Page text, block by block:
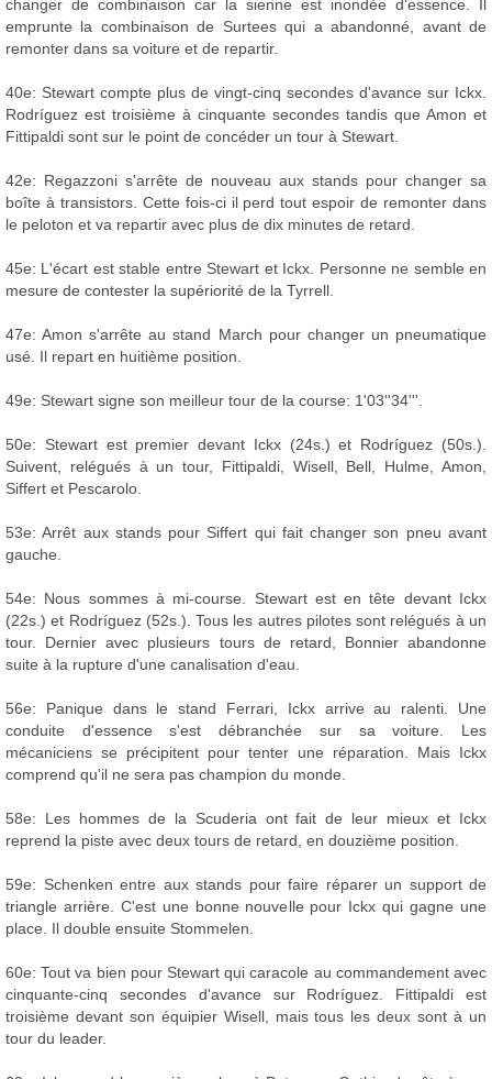
changer de combinaison car la sienne est inondée d'essence. Il
emprunte la combinaison de Surtees qui a abandonné, avant de
remonter dans sa voiture et de repartir.
40e: Stewart compte plus de vingt-cinq secondes d'avance sur Ickx.
Rodríguez est troisième à cinquante secondes tandis que Amon et
Fittipaldi sont sur le point de concéder un tour à Stewart.
42e: Regazzoni s'arrête de nouveau aux stands pour changer sa
boîte à transistors. Cette fois-ci il perd tout espoir de remonter dans
le peloton et va repartir avec plus de dix minutes de retard.
45e: L'écart est stable entre Stewart et Ickx. Personne ne semble en
mesure de contester la supériorité de la Tyrrell.
47e: Amon s'arrête au stand March pour changer un pneumatique
usé. Il repart en huitième position.
49e: Stewart signe son meilleur tour de la course: 1'03''34'''.
50e: Stewart est premier devant Ickx (24s.) et Rodríguez (50s.).
Suivent, relégués à un tour, Fittipaldi, Wisell, Bell, Hulme, Amon,
Siffert et Pescarolo.
53e: Arrêt aux stands pour Siffert qui fait changer son pneu avant
gauche.
54e: Nous sommes à mi-course. Stewart est en tête devant Ickx
(22s.) et Rodríguez (52s.). Tous les autres pilotes sont relégués à un
tour. Dernier avec plusieurs tours de retard, Bonnier abandonne
suite à la rupture d'une canalisation d'eau.
56e: Panique dans le stand Ferrari, Ickx arrive au ralenti. Une
conduite d'essence s'est débranchée sur sa voiture. Les
mécaniciens se précipitent pour tenter une réparation. Mais Ickx
comprend qu'il ne sera pas champion du monde.
58e: Les hommes de la Scuderia ont fait de leur mieux et Ickx
reprend la piste avec deux tours de retard, en douzième position.
59e: Schenken entre aux stands pour faire réparer un support de
triangle arrière. C'est une bonne nouvelle pour Ickx qui gagne une
place. Il double ensuite Stommelen.
60e: Tout va bien pour Stewart qui caracole au commandement avec
cinquante-cinq secondes d'avance sur Rodríguez. Fittipaldi est
troisième devant son équipier Wisell, mais tous les deux sont à un
tour du leader.